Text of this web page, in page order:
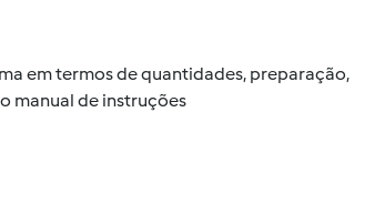
em termos de quantidades, preparação,
manual de instruções